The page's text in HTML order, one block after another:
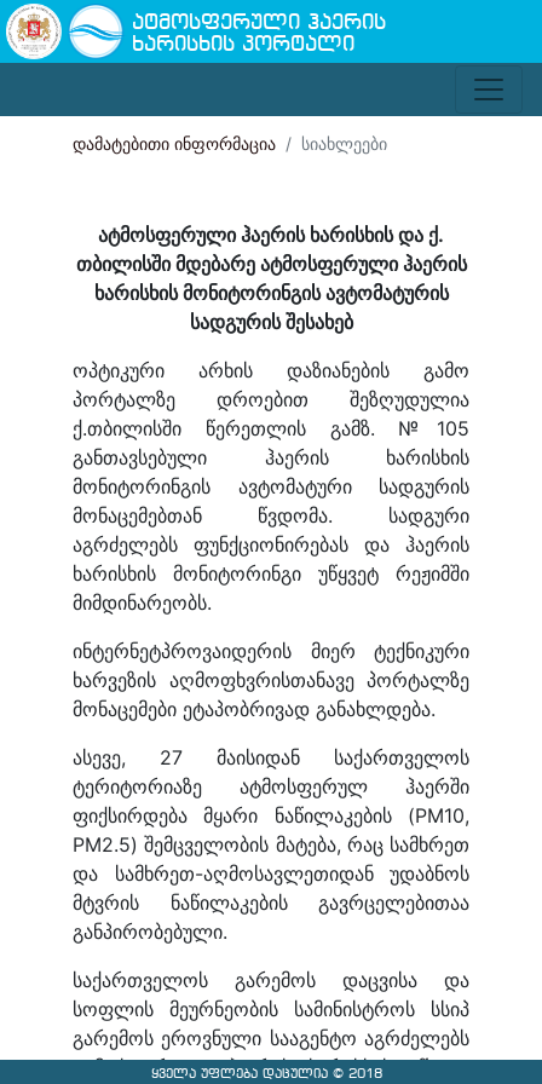
ატმოსფერული ჰაერის
ხარისხის პორტალი
დამატებითი ინფორმაცია სიახლეები
ატმოსფერული ჰაერის ხარისხის და ქ.
თბილისში მდებარე ატმოსფერული ჰაერის
ხარისხის მონიტორინგის ავტომატურის
სადგურის შესახებ
ოპტიკური არხის დაზიანების გამო
პორტალზე დროებით შეზღუდულია
ქ.თბილისში წერეთლის გამზ. №105
განთავსებული ჰაერის ხარისხის
მონიტორინგის ავტომატური სადგურის
მონაცემებთან წვდომა. სადგური
აგრძელებს ფუნქციონირებას და ჰაერის
ხარისხის მონიტორინგი უწყვეტ რეჟიმში
მიმდინარეობს.
ინტერნეტპროვაიდერის მიერ ტექნიკური
ხარვეზის აღმოფხვრისთანავე პორტალზე
მონაცემები ეტაპობრივად განახლდება.
ასევე, 27 მაისიდან საქართველოს
ტერიტორიაზე ატმოსფერულ ჰაერში
ფიქსირდება მყარი ნაწილაკების (PM10,
PM2.5) შემცველობის მატება, რაც სამხრეთ
და სამხრეთ-აღმოსავლეთიდან უდაბნოს
მტვრის ნაწილაკების გავრცელებითაა
განპირობებული.
საქართველოს გარემოს დაცვისა და
სოფლის მეურნეობის სამინისტროს სსიპ
გარემოს ეროვნული სააგენტო აგრძელებს
ატმოსფერული ჰაერის ხარისხის უწყვეტ
ყველა უფლება დაცულია © 2018